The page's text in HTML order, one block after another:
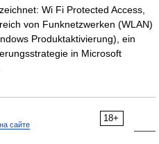
Wi Fi Protected Access,
von Funknetzwerken (WLAN)
Produktaktivierung), ein
in Microsoft
18+
сайте